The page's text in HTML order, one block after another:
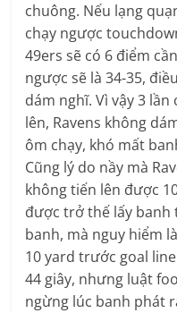
chuông. Nếu lạng
chạy ngược
49ers sẽ có 6 điểm
ngược sẽ là 34-35,
dám nghĩ. Vì vậy 3
lên, Ravens không
ôm chạy, khó mất
Cũng lý do nầy mà
không tiến lên được
được trở thế lấy banh
banh, mà nguy hiểm
10 yard trước goal
44 giây, nhưng luật
ngừng lúc banh phát